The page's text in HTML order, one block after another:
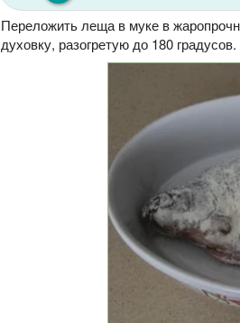
Переложить леща в муке в
духовку, разогретую до 180 градусов.